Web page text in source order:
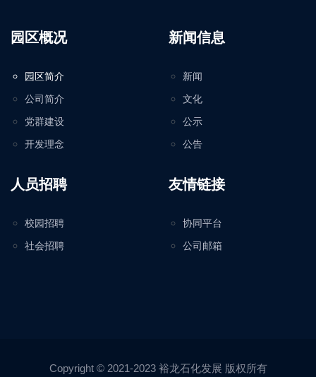
园区概况
园区简介
公司简介
党群建设
开发理念
新闻信息
新闻
文化
公示
公告
人员招聘
校园招聘
社会招聘
友情链接
协同平台
公司邮箱
Copyright © 2021-2023 裕龙石化发展 版权所有